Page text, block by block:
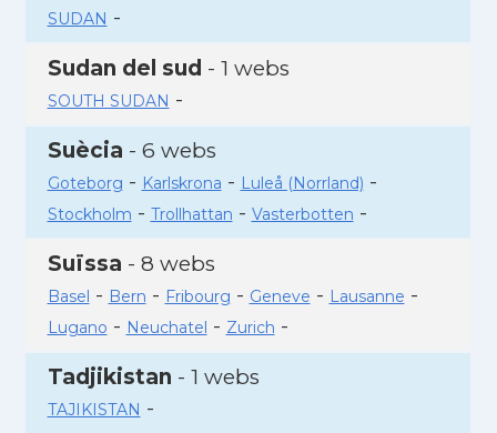
SUDAN -
Sudan del sud - 1 webs
SOUTH SUDAN -
Suècia - 6 webs
Goteborg - Karlskrona - Luleå (Norrland) -
Stockholm - Trollhattan - Vasterbotten -
Suïssa - 8 webs
Basel - Bern - Fribourg - Geneve - Lausanne -
Lugano - Neuchatel - Zurich -
Tadjikistan - 1 webs
TAJIKISTAN -